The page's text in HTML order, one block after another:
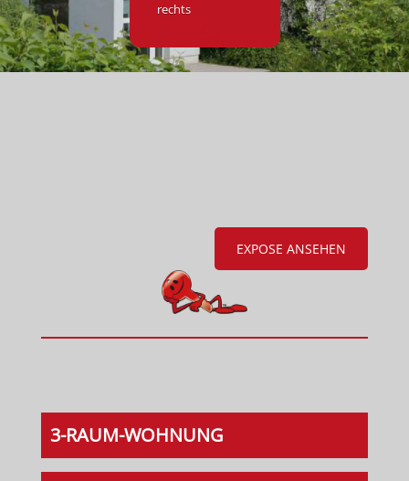
rechts
EXPOSE ANSEHEN
3-RAUM-WOHNUNG